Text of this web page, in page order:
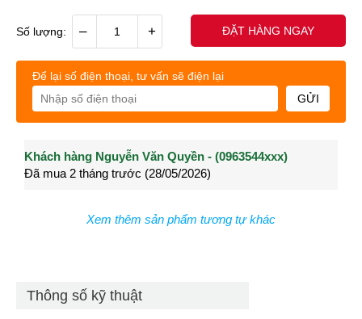
Số lượng: – + ĐẶT HÀNG NGAY
Để lại số điện thoại, tư vấn sẽ điện lại
GỬI
Khách hàng Nguyễn Văn Quyền - (0963544xxx)
Đã mua 2 tháng trước (28/05/2026)
Khách hàng Nguyễn Thành Long - (0902021xxx)
Đã mua 3 tháng trước (27/04/2026)
Xem thêm sản phẩm tương tự khác
Thông số kỹ thuật